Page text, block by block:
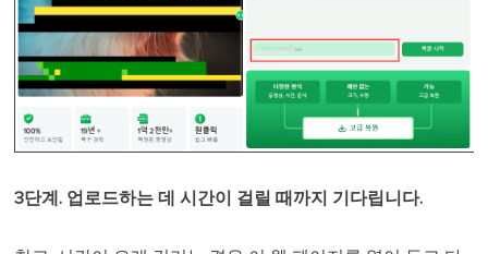
3단계. 업로드하는 데 시간이 걸릴 때까지 기다립니다.